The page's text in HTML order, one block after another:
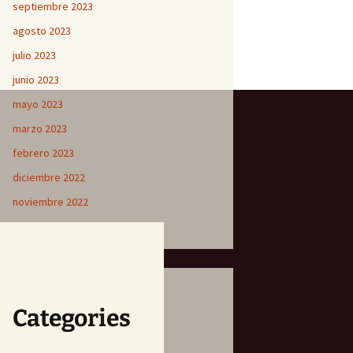
septiembre 2023
agosto 2023
julio 2023
junio 2023
mayo 2023
marzo 2023
febrero 2023
diciembre 2022
noviembre 2022
Categories